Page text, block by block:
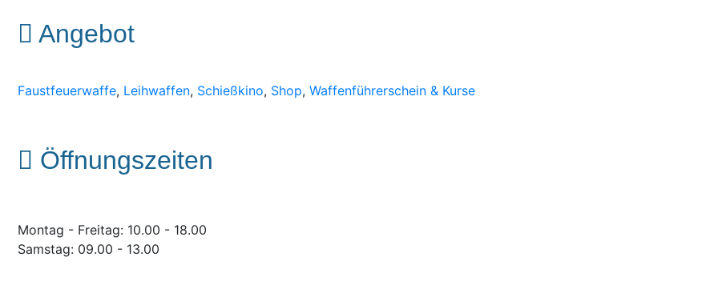
Angebot
Faustfeuerwaffe, Leihwaffen, Schießkino, Shop, Waffenführerschein & Kurse
Öffnungszeiten
Montag - Freitag: 10.00 - 18.00
Samstag: 09.00 - 13.00